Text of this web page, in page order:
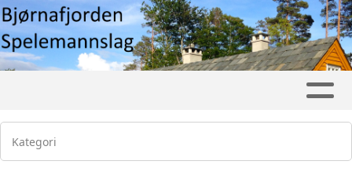
Kategori